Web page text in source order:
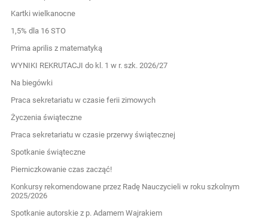
Kartki wielkanocne
1,5% dla 16 STO
Prima aprilis z matematyką
WYNIKI REKRUTACJI do kl. 1 w r. szk. 2026/27
Na biegówki
Praca sekretariatu w czasie ferii zimowych
Życzenia świąteczne
Praca sekretariatu w czasie przerwy świątecznej
Spotkanie świąteczne
Pierniczkowanie czas zacząć!
Konkursy rekomendowane przez Radę Nauczycieli w roku szkolnym
2025/2026
Spotkanie autorskie z p. Adamem Wajrakiem